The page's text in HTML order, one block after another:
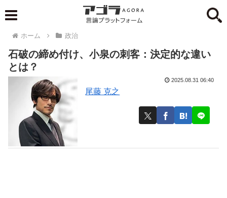
ホーム 政治
石破の締め付け、小泉の刺客：決定的な違い
とは？
尾藤 克之
2025.08.31 06:40